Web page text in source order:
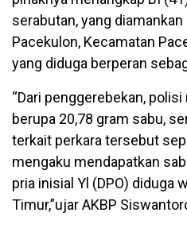
serabutan, yang
Pacekulon, Kecamatan
yang diduga berperan
“Dari penggerebekan,
berupa 20,78 gram sabu,
terkait perkara tersebut
mengaku mendapatkan
pria inisial Yl (DPO) diduga
Timur,”ujar AKBP